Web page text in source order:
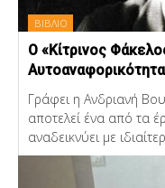
ΒΙΒΛΙΟ
Ο «Κίτρινος
Γράφει η Ανδριανή Βουβάκη Ο
αποτελεί ένα από τα
αναδεικνύει με